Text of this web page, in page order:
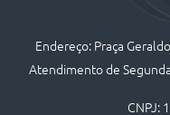
Endereço: Praça
Atendimento de
CNPJ: